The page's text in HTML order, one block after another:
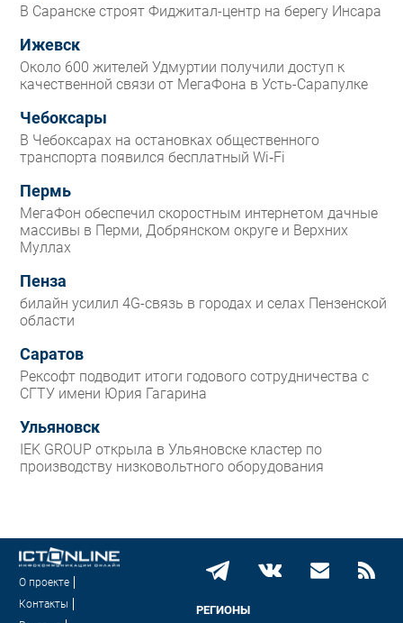
В Саранске строят Фиджитал-центр на берегу Инсара
Ижевск
Около 600 жителей Удмуртии получили доступ к
качественной связи от МегаФона в Усть-Сарапулке
Чебоксары
В Чебоксарах на остановках общественного
транспорта появился бесплатный Wi‑Fi
Пермь
МегаФон обеспечил скоростным интернетом дачные
массивы в Перми, Добрянском округе и Верхних
Муллах
Пенза
билайн усилил 4G-связь в городах и селах Пензенской
области
Саратов
Рексофт подводит итоги годового сотрудничества с
СГТУ имени Юрия Гагарина
Ульяновск
IEK GROUP открыла в Ульяновске кластер по
производству низковольтного оборудования
О проекте
Контакты
РЕГИОНЫ